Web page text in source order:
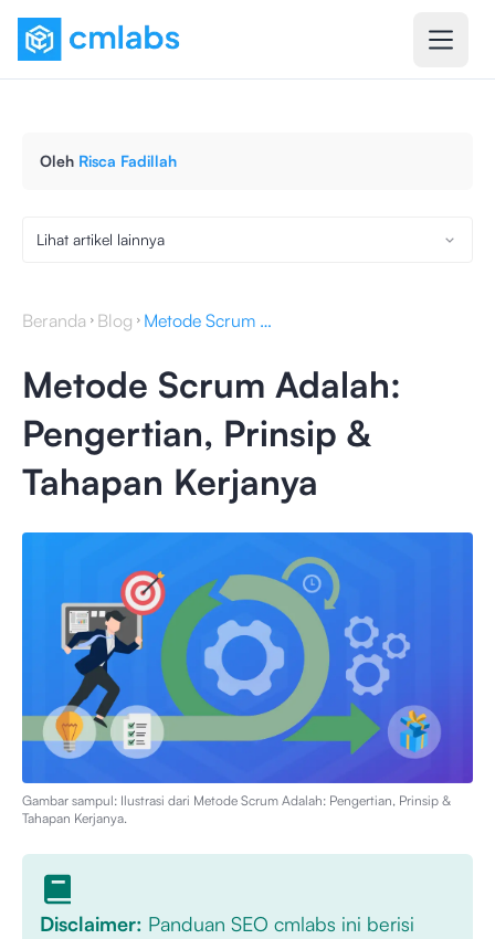
Oleh Risca Fadillah
Lihat artikel lainnya
Beranda Blog Metode Scrum Adalah: Pengertian, Prinsip & Tahapan Kerjanya
Metode Scrum Adalah:
Pengertian, Prinsip &
Tahapan Kerjanya
Gambar sampul: Ilustrasi dari Metode Scrum Adalah: Pengertian, Prinsip &
Tahapan Kerjanya.
Disclaimer: Panduan SEO cmlabs ini berisi